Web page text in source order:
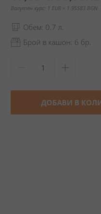
Валутен курс: 1 EUR = 1.95583 BGN
Обем: 0.7 л.
Брой в кашон: 6 бр.
ДОБАВИ В